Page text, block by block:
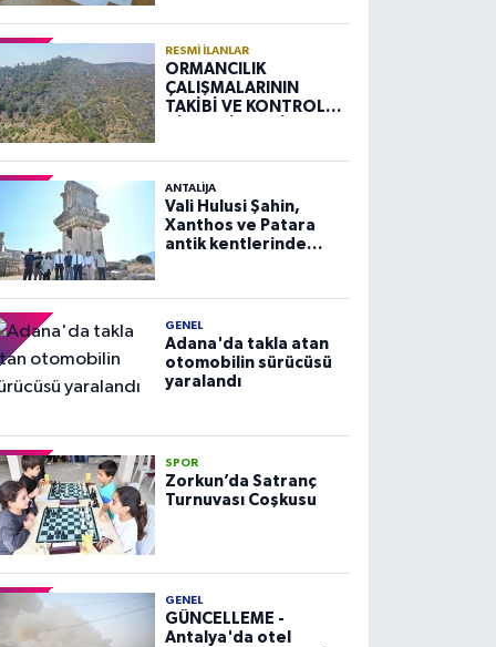
RESMI İLANLAR
ORMANCILIK
ÇALIŞMALARININ
TAKİBİ VE KONTROLÜ
ANTALIJA
Vali Hulusi Şahin,
Xanthos ve Patara
antik kentlerinde
GENEL
Adana'da takla atan
otomobilin sürücüsü
yaralandı
SPOR
Zorkun’da Satranç
Turnuvası Coşkusu
GENEL
GÜNCELLEME -
Antalya'da otel